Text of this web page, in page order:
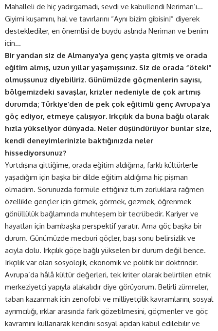
Mahalleli de hiç yadırgamadı, sevdi ve kabullendi Neriman’ı…
Giyimi kuşamını, hal ve tavırlarını “Aynı bizim gibisin!” diyerek
desteklediler, en önemlisi de buydu aslında Neriman ve benim
için…
Bir yandan siz de Almanya’ya genç yaşta gitmiş ve orada
eğitim almış, uzun yıllar yaşamışsınız. Siz de orada “öteki”
olmuşsunuz diyebiliriz. Günümüzde göçmenlerin sayısı,
bölgemizdeki savaşlar, krizler nedeniyle de çok artmış
durumda; Türkiye’den de pek çok eğitimli genç Avrupa’ya
göç ediyor, etmeye çalışıyor. Irkçılık da buna bağlı olarak
hızla yükseliyor dünyada. Neler düşündürüyor bunlar size,
kendi deneyimlerinizle baktığınızda neler
hissediyorsunuz?
Yurtdışına gittiğime, orada eğitim aldığıma, farklı kültürlerle
yaşadığım için başka bir dilde eğitim aldığıma hiç pişman
olmadım. Sorunuzda formüle ettiğiniz tüm zorluklara rağmen
özellikle gençler için gitmek, görmek, gezmek, öğrenmek
gönüllülük bağlamında muhteşem bir tecrübedir. Kariyer ve
hayatları için bambaşka perspektif yaratır. Ama göç başka bir
durum. Günümüzde mecburi göçler, başı sonu belirsizlik ve
acıyla dolu. Irkçılık göçe bağlı yükselen bir durum değil bence.
Irkçılık var olan sosyolojik, ekonomik ve politik bir doktrindir.
Avrupa’da hâlâ kültür değerleri, tek kriter olarak belirtilen etnik
merkeziyetçi yapıyla alakalıdır diye görüyorum. Belirli zümreler,
taban kazanmak için zenofobi ve milliyetçilik kavramlarını, sosyal
ayrımcılığı, ırklar arasında fark gözetilmesini, göçmenler ve göç
kavramını kullanarak kendini sosyal açıdan kabul edilebilir ve